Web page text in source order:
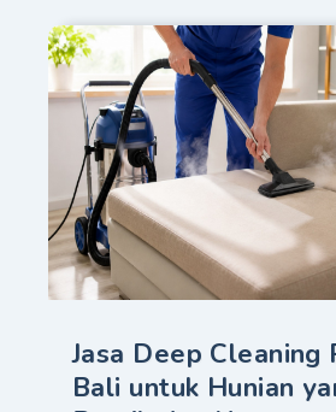
Jasa Deep Cleaning
Bali untuk Hunian